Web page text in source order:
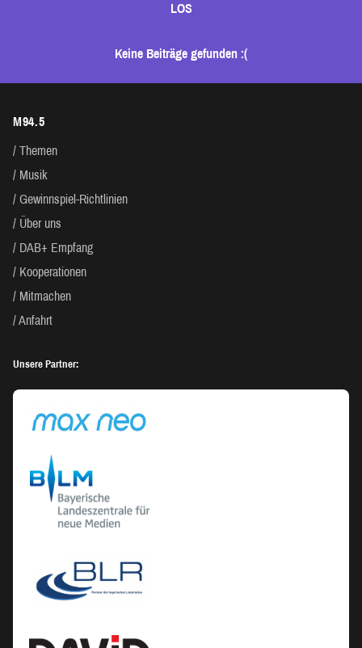
LOS
Keine Beiträge gefunden :(
M94.5
Themen
Musik
Gewinnspiel-Richtlinien
Über uns
DAB+ Empfang
Kooperationen
Mitmachen
Anfahrt
Unsere Partner: